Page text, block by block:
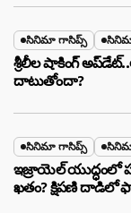
సినిమా గాసిప్స్
శ్రీలీల షాకింగ్
దాటుతోందా?
సినిమా గాసిప్స్
ఇజ్రాయెల్ యుద్ధంలో
ఖతం? క్షిపణి